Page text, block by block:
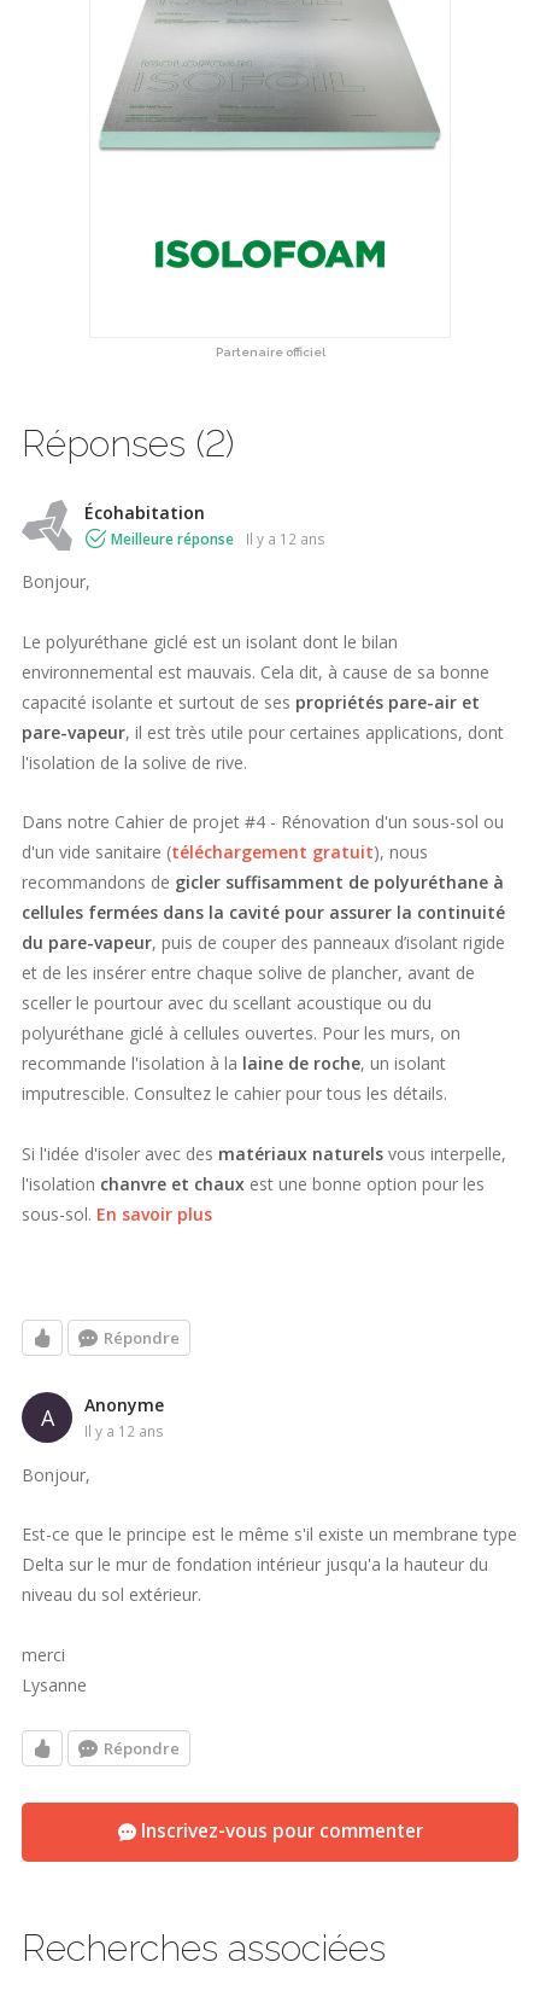
Partenaire officiel
Réponses (2)
Écohabitation
Meilleure réponse il y a 12 ans
Bonjour,
Le polyuréthane giclé est un isolant dont le bilan
environnemental est mauvais. Cela dit, à cause de sa bonne
capacité isolante et surtout de ses propriétés pare-air et
pare-vapeur, il est très utile pour certaines applications, dont
l'isolation de la solive de rive.
Dans notre Cahier de projet #4 - Rénovation d'un sous-sol ou
d'un vide sanitaire (téléchargement gratuit), nous
recommandons de gicler suffisamment de polyuréthane à
cellules fermées dans la cavité pour assurer la continuité
du pare-vapeur, puis de couper des panneaux d’isolant rigide
et de les insérer entre chaque solive de plancher, avant de
sceller le pourtour avec du scellant acoustique ou du
polyuréthane giclé à cellules ouvertes. Pour les murs, on
recommande l'isolation à la laine de roche, un isolant
imputrescible. Consultez le cahier pour tous les détails.
Si l'idée d'isoler avec des matériaux naturels vous interpelle,
l'isolation chanvre et chaux est une bonne option pour les
sous-sol. En savoir plus
Répondre
A Anonyme
il y a 12 ans
Bonjour,
Est-ce que le principe est le même s'il existe un membrane type
Delta sur le mur de fondation intérieur jusqu'a la hauteur du
niveau du sol extérieur.
merci
Lysanne
Répondre
Inscrivez-vous pour commenter
Recherches associées